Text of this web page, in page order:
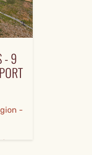
- 9
-